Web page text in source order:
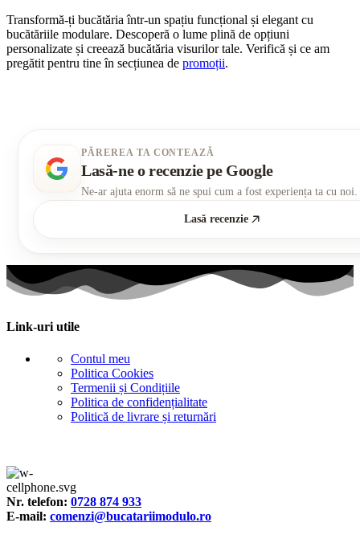
Transformă-ți bucătăria într-un spațiu funcțional și elegant cu
bucătăriile modulare. Descoperă o lume plină de opțiuni
personalizate și creează bucătăria visurilor tale. Verifică și ce am
pregătit pentru tine în secțiunea de promoții.
PĂREREA TA CONTEAZĂ
Lasă-ne o recenzie pe Google
Ne-ar ajuta enorm să ne spui cum a fost experiența ta cu noi.
Lasă recenzie
Link-uri utile
Contul meu
Politica Cookies
Termenii și Condițiile
Politica de confidențialitate
Politică de livrare și returnări
Nr. telefon: 0728 874 933
E-mail: comenzi@bucatariimodulo.ro